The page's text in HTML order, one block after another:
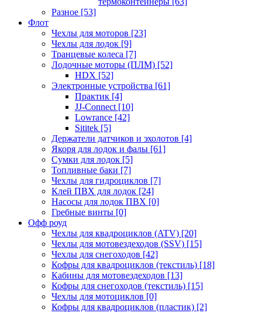
Разное [53]
Флот
Чехлы для моторов [23]
Чехлы для лодок [9]
Транцевые колеса [7]
Лодочные моторы (ПЛМ) [52]
HDX [52]
Электронные устройства [61]
Практик [4]
JJ-Connect [10]
Lowrance [42]
Sititek [5]
Держатели датчиков и эхолотов [4]
Якоря для лодок и фалы [61]
Сумки для лодок [5]
Топливные баки [7]
Чехлы для гидроциклов [7]
Клей ПВХ для лодок [24]
Насосы для лодок ПВХ [0]
Гребные винты [0]
Офф роуд
Чехлы для квадроциклов (ATV) [20]
Чехлы для мотовездеходов (SSV) [15]
Чехлы для снегоходов [42]
Кофры для квадроциклов (текстиль) [18]
Кабины для мотовездеходов [13]
Кофры для снегоходов (текстиль) [15]
Чехлы для мотоциклов [0]
Кофры для квадроциклов (пластик) [2]